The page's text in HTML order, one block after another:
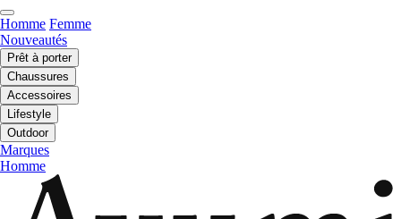
Homme Femme
Nouveautés
Prêt à porter
Chaussures
Accessoires
Lifestyle
Outdoor
Marques
Homme